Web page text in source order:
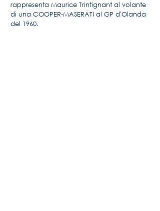
rappresenta Maurice Trintignant al volante
di una COOPER-MASERATI al GP d'Olanda
del 1960.